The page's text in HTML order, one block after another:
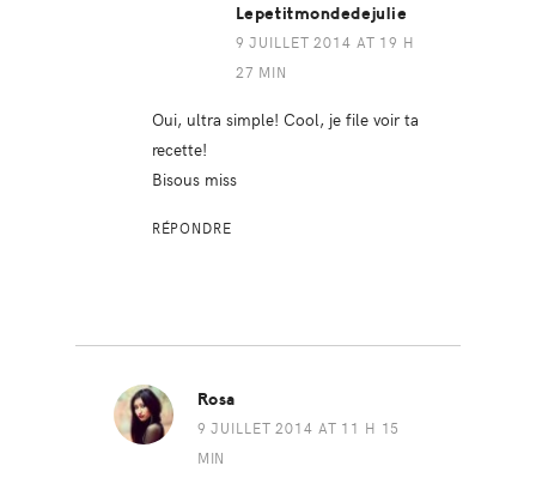
Lepetitmondedejulie
9 JUILLET 2014 AT 19 H
27 MIN
Oui, ultra simple! Cool, je file voir ta
recette!
Bisous miss
RÉPONDRE
Rosa
9 JUILLET 2014 AT 11 H 15
MIN